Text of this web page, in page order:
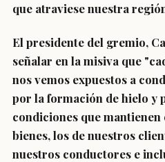
que atraviese nuestra
El presidente del gremio,
señalar en la misiva que
nos vemos expuestos a
por la formación de hielo y
condiciones que
bienes, los de nuestros
nuestros conductores e